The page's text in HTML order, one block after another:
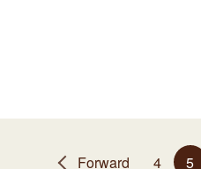
Forward 4 5